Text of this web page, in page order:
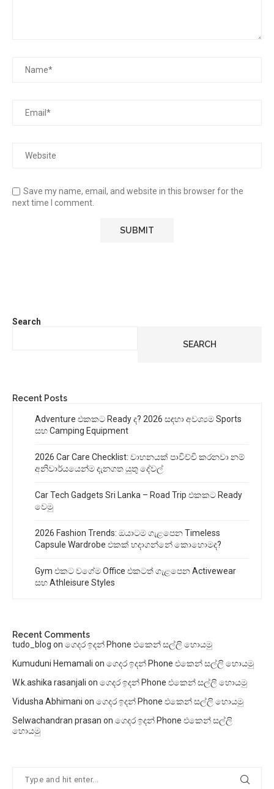
Save my name, email, and website in this browser for the
next time I comment.
Search
SEARCH
Recent Posts
Adventure එකකට Ready ද? 2026 සඳහා අවශ්‍යම Sports
සහ Camping Equipment
2026 Car Care Checklist: වාහනයක් පාවිච්චි කරනවා නම්
අනිවාර්යයෙන්ම දැනගත යුතු දේවල්
Car Tech Gadgets Sri Lanka – Road Trip එකකට Ready
වෙමු
2026 Fashion Trends: ඔයාටම ගැළපෙන Timeless
Capsule Wardrobe එකක් හදාගන්නේ කොහොමද?
Gym එකට වගේම Office එකටත් ගැළපෙන Activewear
සහ Athleisure Styles
Recent Comments
tudo_blog on ගෙදර ඉදන් Phone එකෙන් සල්ලි හොයමු
Kumuduni Hemamali on ගෙදර ඉදන් Phone එකෙන් සල්ලි හොයමු
W.k.ashika rasanjali on ගෙදර ඉදන් Phone එකෙන් සල්ලි හොයමු
Vidusha Abhimani on ගෙදර ඉදන් Phone එකෙන් සල්ලි හොයමු
Selwachandran prasan on ගෙදර ඉදන් Phone එකෙන් සල්ලි
හොයමු